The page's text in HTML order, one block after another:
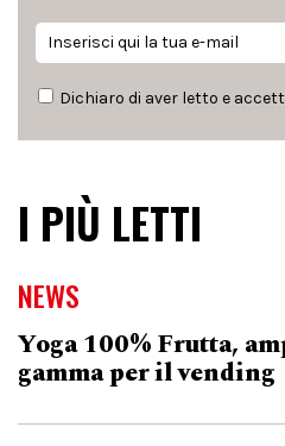
Dichiaro di aver letto e
I PIÙ LETTI
NEWS
Yoga 100% Frutta,
gamma per il vending